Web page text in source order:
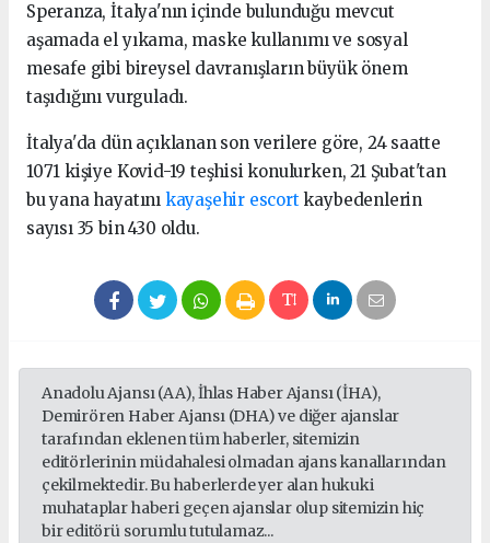
Speranza, İtalya'nın içinde bulunduğu mevcut
aşamada el yıkama, maske kullanımı ve sosyal
mesafe gibi bireysel davranışların büyük önem
taşıdığını vurguladı.
İtalya'da dün açıklanan son verilere göre, 24 saatte
1071 kişiye Kovid-19 teşhisi konulurken, 21 Şubat'tan
bu yana hayatını kayaşehir escort kaybedenlerin
sayısı 35 bin 430 oldu.
Anadolu Ajansı (AA), İhlas Haber Ajansı (İHA),
Demirören Haber Ajansı (DHA) ve diğer ajanslar
tarafından eklenen tüm haberler, sitemizin
editörlerinin müdahalesi olmadan ajans kanallarından
çekilmektedir. Bu haberlerde yer alan hukuki
muhataplar haberi geçen ajanslar olup sitemizin hiç
bir editörü sorumlu tutulamaz...